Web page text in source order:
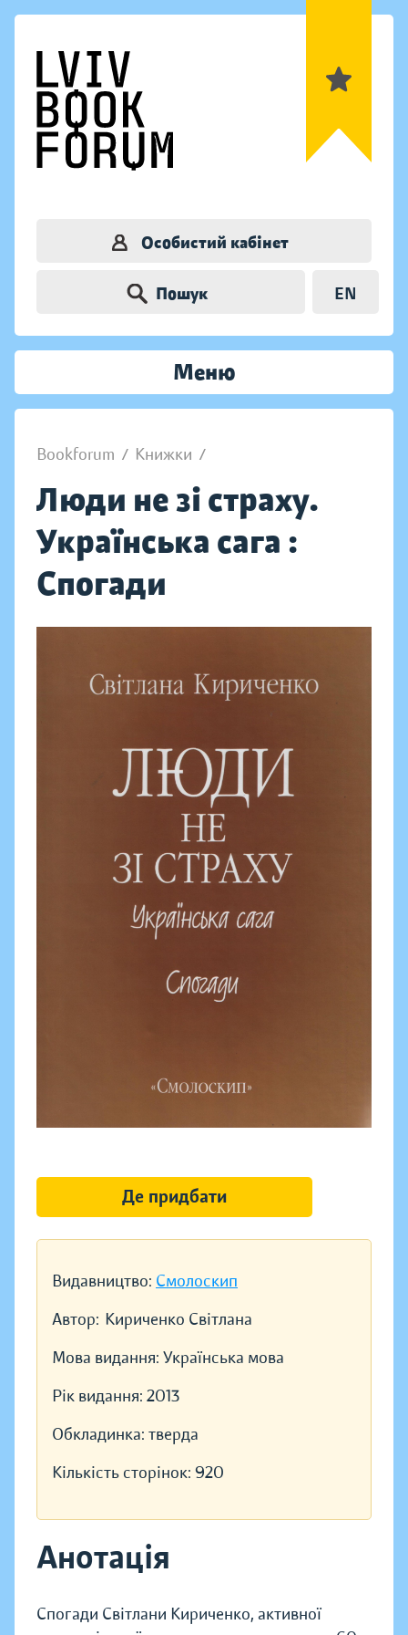
Особистий кабінет
Пошук EN
Меню
Bookforum / Книжки /
Люди не зі страху.
Українська сага :
Спогади
Видавництво: Смолоскип
Автор: Кириченко Світлана
Мова видання: Українська мова
Рік видання: 2013
Обкладинка: тверда
Кількість сторінок: 920
Анотація
Спогади Світлани Кириченко, активної
Де придбати